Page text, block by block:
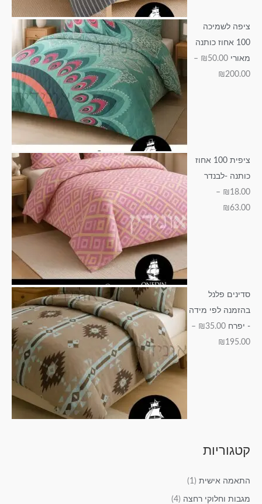
ציפה לשמיכה
100 אחוז כותנה
מאורי
₪50.00
–
₪200.00
ציפית 100 אחוז
כותנה -לבנדר
₪ 18.00
–
₪63.00
סדינים פלנל
בהזמנה לפי מידה
- יפרח
₪35.00
–
₪195.00
קטגוריות
התאמה אישית (1)
מגבות וחלוקי רחצה (4)